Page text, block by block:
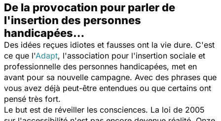
De la provocation pour parler de
l'insertion des personnes
handicapées…
Des idées reçues idiotes et fausses ont la vie dure. C'est
ce que l'Adapt, l'association pour l'insertion sociale et
professionnelle des personnes handicapées, met en
avant pour sa nouvelle campagne. Avec des phrases que
vous avez déjà peut-être entendues ou que certains ont
pensé très fort.
Le but est de réveiller les consciences. La loi de 2005